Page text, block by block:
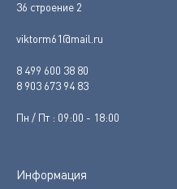
36 строение 2
viktorm61@mail.ru
8 499 600 38 80
8 903 673 94 83
Пн / Пт : 09:00 - 18:00
Информация